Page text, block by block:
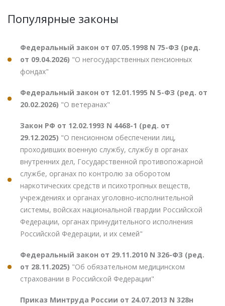
Популярные законы
Федеральный закон от 07.05.1998 N 75-ФЗ (ред.
от 09.04.2026) "О негосударственных пенсионных
фондах"
Федеральный закон от 12.01.1995 N 5-ФЗ (ред. от
20.02.2026) "О ветеранах"
Закон РФ от 12.02.1993 N 4468-1 (ред. от
29.12.2025) "О пенсионном обеспечении лиц,
проходивших военную службу, службу в органах
внутренних дел, Государственной противопожарной
службе, органах по контролю за оборотом
наркотических средств и психотропных веществ,
учреждениях и органах уголовно-исполнительной
системы, войсках национальной гвардии Российской
Федерации, органах принудительного исполнения
Российской Федерации, и их семей"
Федеральный закон от 29.11.2010 N 326-ФЗ (ред.
от 28.11.2025) "Об обязательном медицинском
страховании в Российской Федерации"
Приказ Минтруда России от 24.07.2013 N 328н